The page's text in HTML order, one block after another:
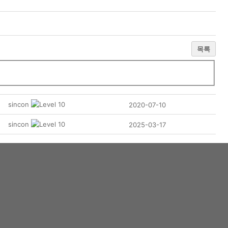
목록
sincon 2020-07-10
sincon 2025-03-17